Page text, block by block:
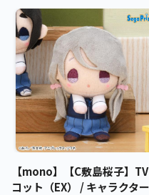
【mono】【C敷島桜子
コット（EX） / キャラクタ